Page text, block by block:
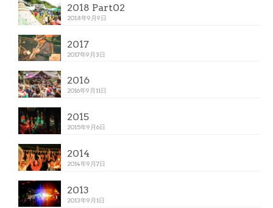
2018 Part02
2018年9月9日
2017
2017年9月3日
2016
2016年9月11日
2015
2015年9月6日
2014
2014年9月7日
2013
2013年9月1日